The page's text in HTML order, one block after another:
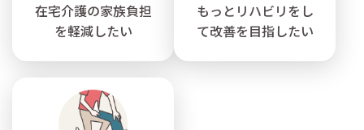
在宅介護の家族負担
を軽減したい
もっとリハビリをし
て改善を目指したい